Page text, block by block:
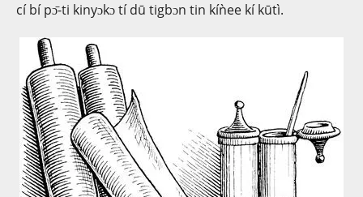
cí bí pɔ̄-ti kinyɔkɔ tí dū tigbɔn tin kíǹee kí kūtì.